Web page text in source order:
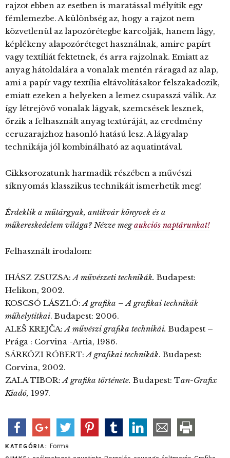
rajzot ebben az esetben is maratással mélyítik egy
fémlemezbe. A különbség az, hogy a rajzot nem
közvetlenül az lapozórétegbe karcolják, hanem lágy,
képlékeny alapozóréteget használnak, amire papírt
vagy textíliát fektetnek, és arra rajzolnak. Emiatt az
anyag hátoldalára a vonalak mentén ráragad az alap,
ami a papír vagy textília eltávolításakor felszakadozik,
emiatt ezeken a helyeken a lemez csupasszá válik. Az
így létrejövő vonalak lágyak, szemcsések lesznek,
őrzik a felhasznált anyag textúráját, az eredmény
ceruzarajzhoz hasonló hatású lesz. A lágyalap
technikája jól kombinálható az aquatintával.
Cikksorozatunk harmadik részében a művészi
síknyomás klasszikus technikáit ismerhetik meg!
Érdeklik a műtárgyak, antikvár könyvek és a
műkereskedelem világa? Nézze megaukciós naptárunkat!
Felhasznált irodalom:
IHÁSZ ZSUZSA:A művészeti technikák. Budapest:
Helikon, 2002.
KOSCSÓ LÁSZLÓ:A grafika – A grafikai technikák
műhelytitkai. Budapest: 2006.
ALEŠ KREJČA:A művészi grafika technikái. Budapest –
Prága : Corvina -Artia, 1986.
SÁRKÖZI RÓBERT:A grafikai technikák. Budapest:
Corvina, 2002.
ZALA TIBOR:A grafika története. Budapest: Tan-Grafix
Kiadó, 1997.
KATEGÓRIA: Forma